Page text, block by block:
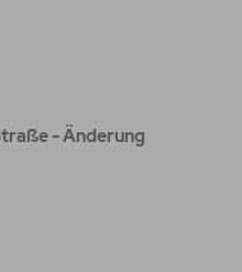
- Änderung